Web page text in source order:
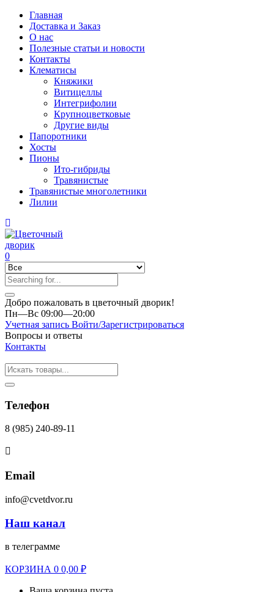
Главная
Доставка и Заказ
О нас
Полезные статьи и новости
Контакты
Клематисы
Княжики
Витицеллы
Интегрифолии
Крупноцветковые
Другие виды
Папоротники
Хосты
Пионы
Ито-гибриды
Травянистые
Травянистые многолетники
Лилии
0
Добро пожаловать в цветочный дворик!
Пн—Вс 09:00—20:00
Учетная запись Войти/Зарегистрироваться
Вопросы и ответы
Контакты
Телефон
8 (985) 240-89-11
Email
info@cvetdvor.ru
Наш канал
в телеграмме
КОРЗИНА 0 0,00 ₽